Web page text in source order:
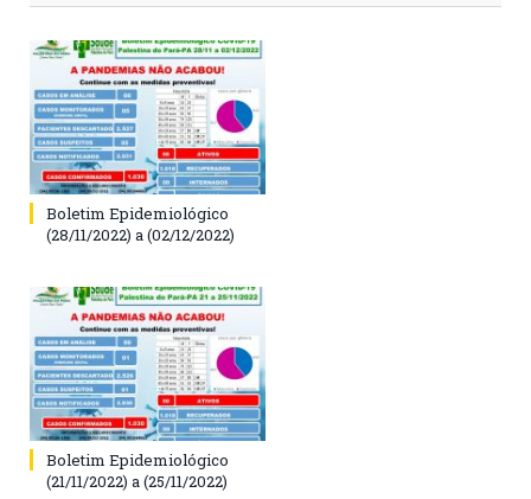
Boletim Epidemiológico
(28/11/2022) a (02/12/2022)
Boletim Epidemiológico
(21/11/2022) a (25/11/2022)